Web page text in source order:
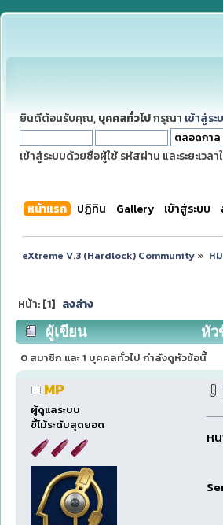
ยินดีต้อนรับคุณ, บุคคลทั่วไปกรุณา เข้าสู่ระ
เข้าสู่ระบบด้วยชื่อผู้ใช้ รหัสผ่าน และระยะเวล
หน้าแรก ปฏิทิน Gallery เข้าสู่ระบบ
eXtreme V.3 (Hardlock) Community» ห
หน้า: [1] ลงล่าง
ผู้เขียน หัว
0 สมาชิก และ 1 บุคคลทั่วไป กำลังดูหัวข้อนี้
MP
ผู้ดูแลระบบ
ขี้โม้ระดับสุดยอด
ห